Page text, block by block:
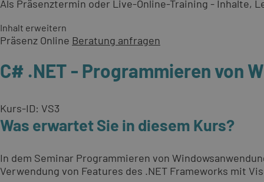
Als Präsenztermin oder Live-Online-Training - Inhalte,
Inhalt erweitern
Präsenz Online Beratung anfragen
C# .NET - Programmieren von
Kurs-ID: VS3
Was erwartet Sie in diesem Kurs?
In dem Seminar Programmieren von
Verwendung von Features des .NET Frameworks mit